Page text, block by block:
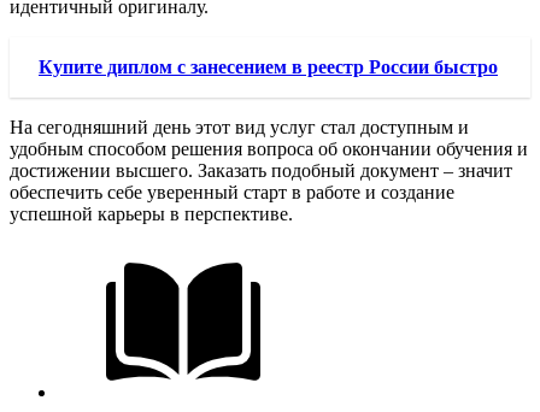
идентичный оригиналу.
Купите диплом с занесением в реестр России быстро
На сегодняшний день этот вид услуг стал доступным и
удобным способом решения вопроса об окончании обучения и
достижении высшего. Заказать подобный документ – значит
обеспечить себе уверенный старт в работе и создание
успешной карьеры в перспективе.